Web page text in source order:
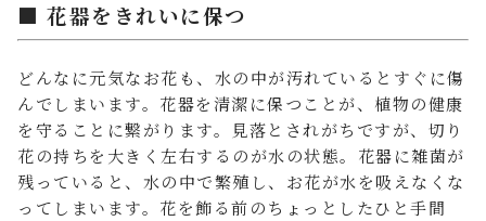
■ 花器をきれいに保つ
どんなに元気なお花も、水の中が汚れているとすぐに傷
んでしまいます。花器を清潔に保つことが、植物の健康
を守ることに繋がります。見落とされがちですが、切り
花の持ちを大きく左右するのが水の状態。花器に雑菌が
残っていると、水の中で繁殖し、お花が水を吸えなくな
ってしまいます。花を飾る前のちょっとしたひと手間